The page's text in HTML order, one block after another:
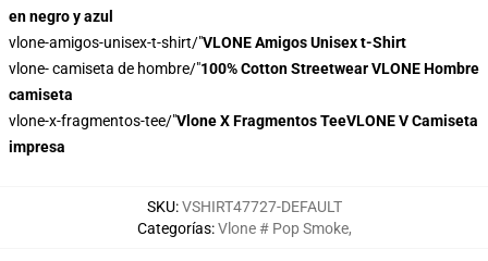
en negro y azul
vlone-amigos-unisex-t-shirt/"VLONE Amigos Unisex t-Shirt
vlone- camiseta de hombre/"100% Cotton Streetwear VLONE Hombre
camiseta
vlone-x-fragmentos-tee/"Vlone X Fragmentos TeeVLONE V Camiseta
impresa
SKU:VSHIRT47727-DEFAULT
Categorías:Vlone # Pop Smoke,